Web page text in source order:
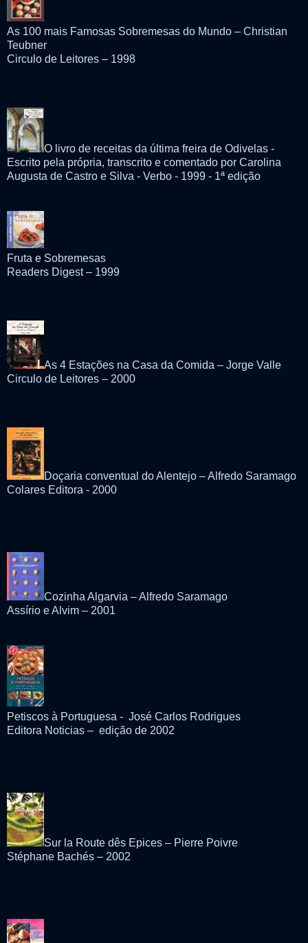
As 100 mais Famosas Sobremesas do Mundo – Christian
Teubner
Circulo de Leitores – 1998
O livro de receitas da última freira de Odivelas -
Escrito pela própria, transcrito e comentado por Carolina
Augusta de Castro e Silva - Verbo - 1999 - 1ª edição
Fruta e Sobremesas
Readers Digest – 1999
As 4 Estações na Casa da Comida – Jorge Valle
Circulo de Leitores – 2000
Doçaria conventual do Alentejo – Alfredo Saramago
Colares Editora - 2000
Cozinha Algarvia – Alfredo Saramago
Assírio e Alvim – 2001
Petiscos à Portuguesa - José Carlos Rodrigues
Editora Noticias – edição de 2002
Sur la Route dês Epices – Pierre Poivre
Stéphane Bachés – 2002